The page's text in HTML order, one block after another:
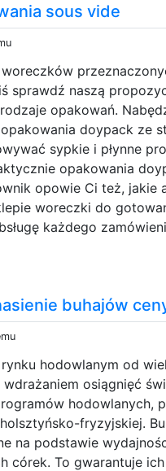
sous vide
sprawdź naszą
opakowań.
doypack ze
sypkie i płynne
opakowania
opowie Ci też, jakie
woreczki do
każdego
buhajów
rynku hodowlanym od
osiągnięć
hodowlanych,
fryzyjskiej.
na podstawie
córek. To gwarantuje